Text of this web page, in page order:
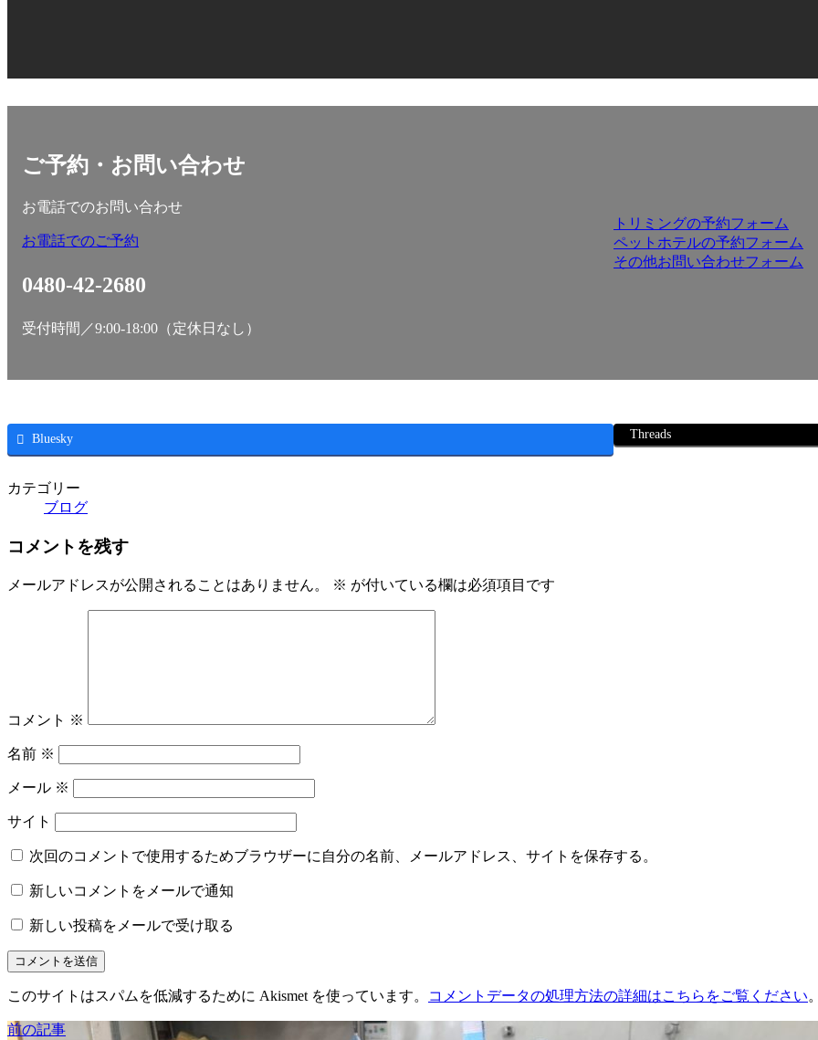
ご予約・お問い合わせ
お電話でのお問い合わせ
お電話でのご予約
0480-42-2680
受付時間／9:00-18:00（定休日なし）
トリミングの予約フォーム
ペットホテルの予約フォーム
その他お問い合わせフォーム
Bluesky Threads
カテゴリー
ブログ
コメントを残す
メールアドレスが公開されることはありません。 ※ が付いている欄は必須項目です
コメント ※
名前 ※
メール ※
サイト
次回のコメントで使用するためブラウザーに自分の名前、メールアドレス、サイトを保存する。
新しいコメントをメールで通知
新しい投稿をメールで受け取る
このサイトはスパムを低減するために Akismet を使っています。 コメントデータの処理方法の詳細はこちらをご覧ください
前の記事